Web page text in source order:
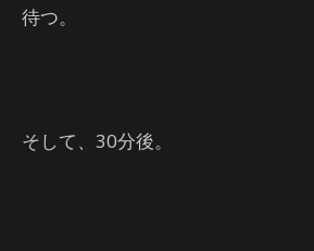
待つ。
そして、30分後。